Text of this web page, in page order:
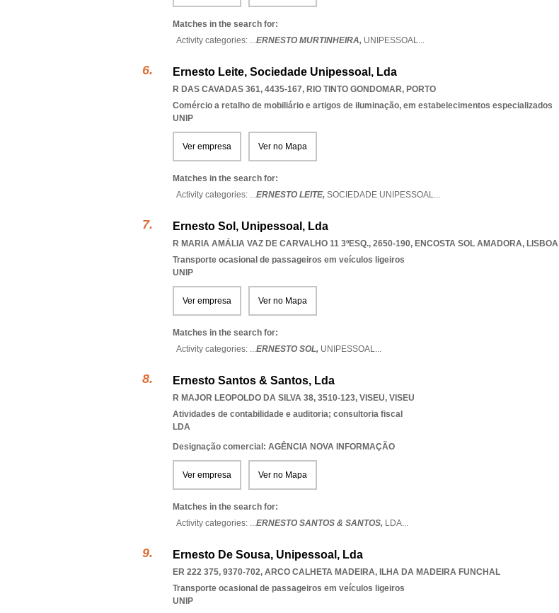
Matches in the search for:
Activity categories: ...ERNESTO MURTINHEIRA, UNIPESSOAL...
Ernesto Leite, Sociedade Unipessoal, Lda
R DAS CAVADAS 361, 4435-167, RIO TINTO GONDOMAR, PORTO
Comércio a retalho de mobiliário e artigos de iluminação, em estabelecimentos especializados
UNIP
Ver empresa Ver no Mapa
Matches in the search for:
Activity categories: ...ERNESTO LEITE, SOCIEDADE UNIPESSOAL...
Ernesto Sol, Unipessoal, Lda
R MARIA AMÁLIA VAZ DE CARVALHO 11 3ºESQ., 2650-190, ENCOSTA SOL AMADORA, LISBOA
Transporte ocasional de passageiros em veículos ligeiros
UNIP
Ver empresa Ver no Mapa
Matches in the search for:
Activity categories: ...ERNESTO SOL, UNIPESSOAL...
Ernesto Santos & Santos, Lda
R MAJOR LEOPOLDO DA SILVA 38, 3510-123, VISEU, VISEU
Atividades de contabilidade e auditoria; consultoria fiscal
LDA
Designação comercial: AGÊNCIA NOVA INFORMAÇÃO
Ver empresa Ver no Mapa
Matches in the search for:
Activity categories: ...ERNESTO SANTOS & SANTOS, LDA...
Ernesto De Sousa, Unipessoal, Lda
ER 222 375, 9370-702, ARCO CALHETA MADEIRA, ILHA DA MADEIRA FUNCHAL
Transporte ocasional de passageiros em veículos ligeiros
UNIP